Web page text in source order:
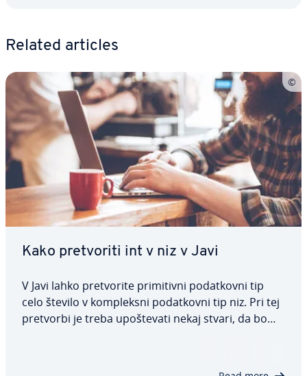
Related articles
Kako pre­tvo­ri­ti int v niz v Javi
V Javi lahko pre­tvo­ri­te pri­mi­tiv­ni po­dat­kov­ni tip
celo število v kom­ple­ksni po­dat­kov­ni tip niz. Pri tej
pretvorbi je treba upo­šte­va­ti nekaj stvari, da bo